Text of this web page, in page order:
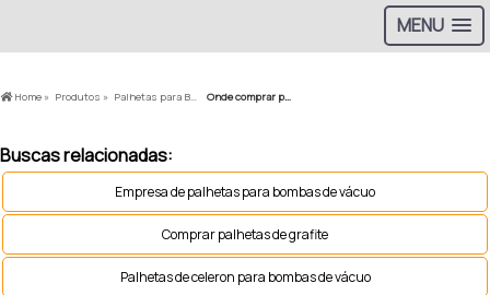
MENU
Home » Produtos » Palhetas para Bomba a Vácuo » Onde comprar palhetas para bombas de vácuo
Buscas relacionadas:
Empresa de palhetas para bombas de vácuo
Comprar palhetas de grafite
Palhetas de celeron para bombas de vácuo